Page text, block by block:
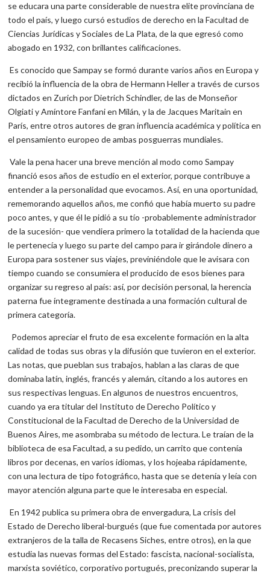
se educara una parte considerable de nuestra elite provinciana de
todo el país, y luego cursó estudios de derecho en la Facultad de
Ciencias Jurídicas y Sociales de La Plata, de la que egresó como
abogado en 1932, con brillantes calificaciones.
Es conocido que Sampay se formó durante varios años en Europa y
recibió la influencia de la obra de Hermann Heller a través de cursos
dictados en Zurich por Dietrich Schindler, de las de Monseñor
Olgiati y Amíntore Fanfani en Milán, y la de Jacques Maritain en
París, entre otros autores de gran influencia académica y política en
el pensamiento europeo de ambas posguerras mundiales.
Vale la pena hacer una breve mención al modo como Sampay
financió esos años de estudio en el exterior, porque contribuye a
entender a la personalidad que evocamos. Así, en una oportunidad,
rememorando aquellos años, me confió que había muerto su padre
poco antes, y que él le pidió a su tío -probablemente administrador
de la sucesión- que vendiera primero la totalidad de la hacienda que
le pertenecía y luego su parte del campo para ir girándole dinero a
Europa para sostener sus viajes, previniéndole que le avisara con
tiempo cuando se consumiera el producido de esos bienes para
organizar su regreso al país: así, por decisión personal, la herencia
paterna fue íntegramente destinada a una formación cultural de
primera categoría.
Podemos apreciar el fruto de esa excelente formación en la alta
calidad de todas sus obras y la difusión que tuvieron en el exterior.
Las notas, que pueblan sus trabajos, hablan a las claras de que
dominaba latín, inglés, francés y alemán, citando a los autores en
sus respectivas lenguas. En algunos de nuestros encuentros,
cuando ya era titular del Instituto de Derecho Político y
Constitucional de la Facultad de Derecho de la Universidad de
Buenos Aires, me asombraba su método de lectura. Le traían de la
biblioteca de esa Facultad, a su pedido, un carrito que contenía
libros por decenas, en varios idiomas, y los hojeaba rápidamente,
con una lectura de tipo fotográfico, hasta que se detenía y leía con
mayor atención alguna parte que le interesaba en especial.
En 1942 publica su primera obra de envergadura, La crisis del
Estado de Derecho liberal-burgués (que fue comentada por autores
extranjeros de la talla de Recasens Siches, entre otros), en la que
estudia las nuevas formas del Estado: fascista, nacional-socialista,
marxista soviético, corporativo portugués, preconizando superar la